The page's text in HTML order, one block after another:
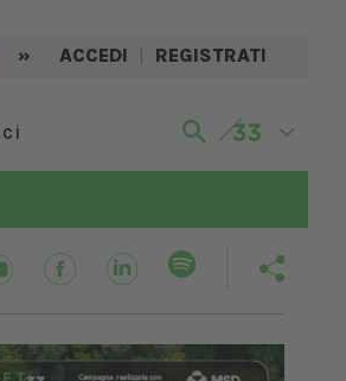
» ACCEDI | REGISTRATI